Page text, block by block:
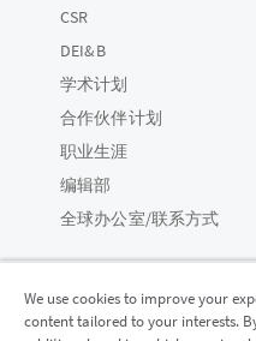
CSR
DEI&B
学术计划
合作伙伴计划
职业生涯
编辑部
全球办公室/联系方式
We use cookies to improve your
content tailored to your interests.